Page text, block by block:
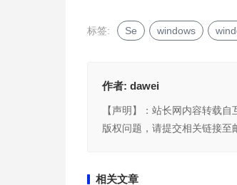
标签: Se windows
作者: dawei
【声明】：站长网内容转载
版权问题，请提交相关链接至
相关文章